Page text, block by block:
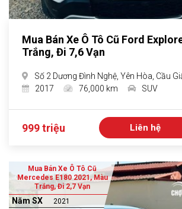
Mua Bán Xe Ô Tô Cũ Ford
Trắng, Đi 7,6 Vạn
Số 2 Dương Đình Nghệ, Yên Hòa, Cầu
2017
76,000 km SUV
999 triệu Liên hệ
Mua Bán Xe Ô Tô Cũ
Mercedes E180 2021, Màu
Trắng, Đi 2,7 Vạn
Năm SX 2021